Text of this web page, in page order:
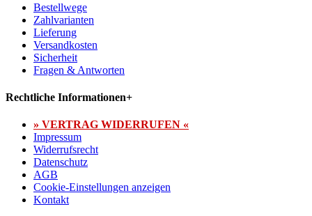
Bestellwege
Zahlvarianten
Lieferung
Versandkosten
Sicherheit
Fragen & Antworten
Rechtliche Informationen+
» VERTRAG WIDERRUFEN «
Impressum
Widerrufsrecht
Datenschutz
AGB
Cookie-Einstellungen anzeigen
Kontakt